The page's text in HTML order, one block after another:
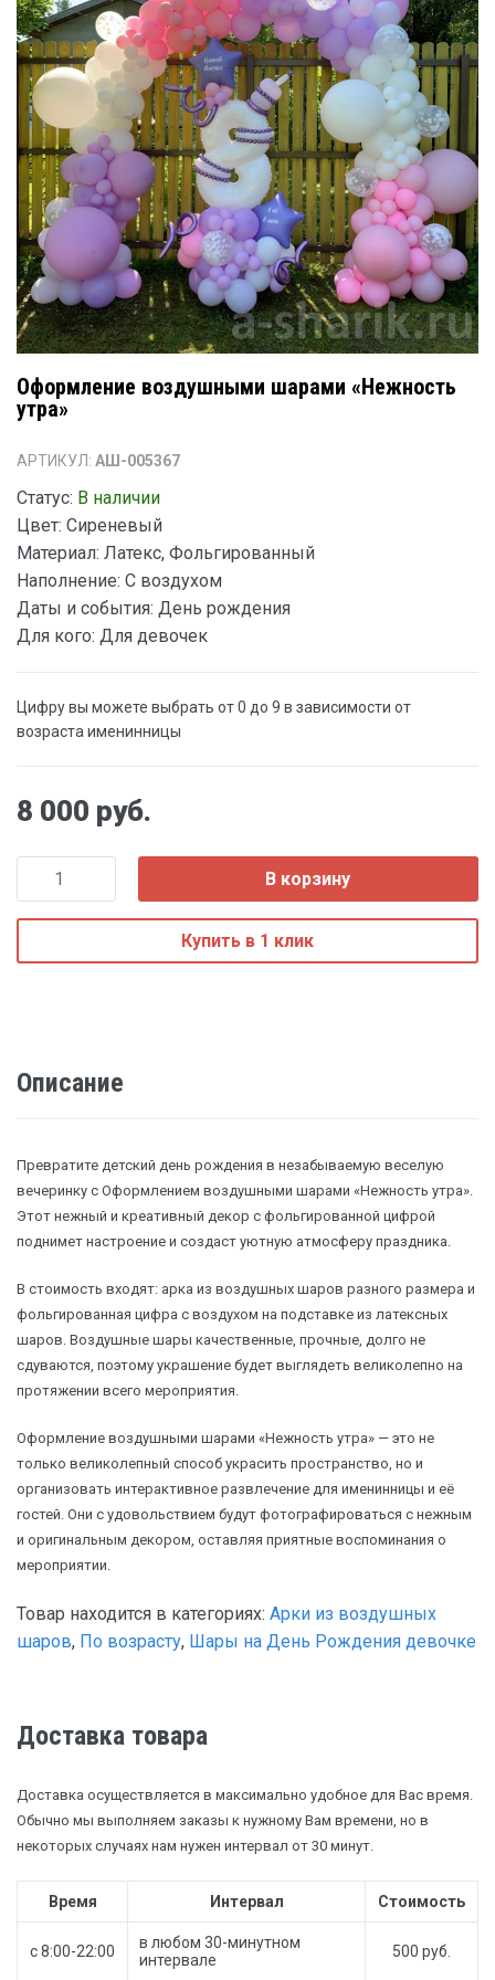
Оформление воздушными шарами «Нежность
утра»
АРТИКУЛ: АШ-005367
Статус: В наличии
Цвет: Сиреневый
Материал: Латекс, Фольгированный
Наполнение: С воздухом
Даты и события: День рождения
Для кого: Для девочек
Цифру вы можете выбрать от 0 до 9 в зависимости от
возраста именинницы
8 000 руб.
В корзину
Купить в 1 клик
Описание
Превратите детский день рождения в незабываемую веселую
вечеринку с Оформлением воздушными шарами «Нежность утра».
Этот нежный и креативный декор с фольгированной цифрой
поднимет настроение и создаст уютную атмосферу праздника.
В стоимость входят: арка из воздушных шаров разного размера и
фольгированная цифра с воздухом на подставке из латексных
шаров. Воздушные шары качественные, прочные, долго не
сдуваются, поэтому украшение будет выглядеть великолепно на
протяжении всего мероприятия.
Оформление воздушными шарами «Нежность утра» — это не
только великолепный способ украсить пространство, но и
организовать интерактивное развлечение для именинницы и её
гостей. Они с удовольствием будут фотографироваться с нежным
и оригинальным декором, оставляя приятные воспоминания о
мероприятии.
Товар находится в категориях: Арки из воздушных
шаров, По возрасту, Шары на День Рождения девочке
Доставка товара
Доставка осуществляется в максимально удобное для Вас время.
Обычно мы выполняем заказы к нужному Вам времени, но в
некоторых случаях нам нужен интервал от 30 минут.
Время Интервал Стоимость
с 8:00-22:00
в любом 30-минутном
интервале
500 руб.